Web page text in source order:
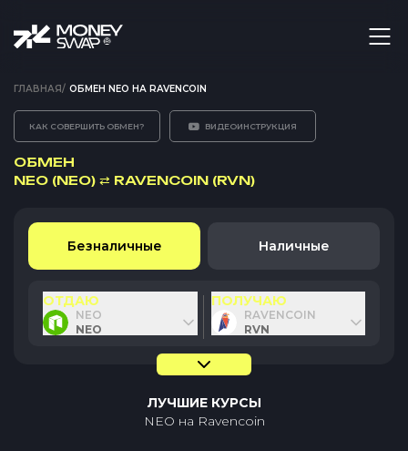
ГЛАВНАЯ/ ОБМЕН NEO НА RAVENCOIN
КАК СОВЕРШИТЬ ОБМЕН? ВИДЕОИНСТРУКЦИЯ
ОБМЕН
NEO (NEO) ⇄ RAVENCOIN (RVN)
Безналичные Наличные
ОТДАЮ
NEO
NEO
ПОЛУЧАЮ
RAVENCOIN
RVN
ЛУЧШИЕ КУРСЫ
NEO на Ravencoin